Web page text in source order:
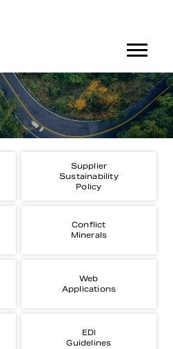
Supplier
Sustainability
Policy
Conflict
Minerals
Web
Applications
EDI
Guidelines